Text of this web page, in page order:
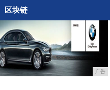
区块链
广告